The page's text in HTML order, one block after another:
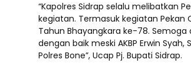
“Kapolres Sidrap selalu melibatkan
kegiatan. Termasuk kegiatan Pekan
Tahun Bhayangkara ke-78.
dengan baik meski AKBP Erwin
Polres Bone”, Ucap Pj. Bupati Sidrap.